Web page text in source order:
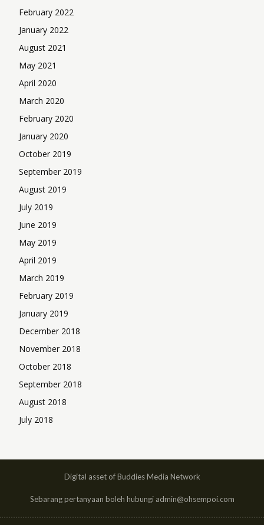
February 2022
January 2022
August 2021
May 2021
April 2020
March 2020
February 2020
January 2020
October 2019
September 2019
August 2019
July 2019
June 2019
May 2019
April 2019
March 2019
February 2019
January 2019
December 2018
November 2018
October 2018
September 2018
August 2018
July 2018
Digital asset of Buddies Media Network
Sebarang pertanyaan boleh hubungi admin@ohsempoi.com